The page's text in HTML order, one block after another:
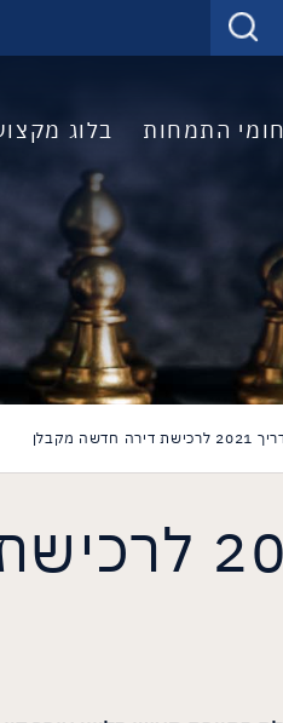
התמחות בלוג
דירה חדשה מקבלן
מדריך